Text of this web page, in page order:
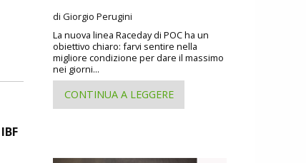
di Giorgio Perugini
La nuova linea Raceday di POC ha un
obiettivo chiaro: farvi sentire nella
migliore condizione per dare il massimo
nei giorni...
CONTINUA A LEGGERE